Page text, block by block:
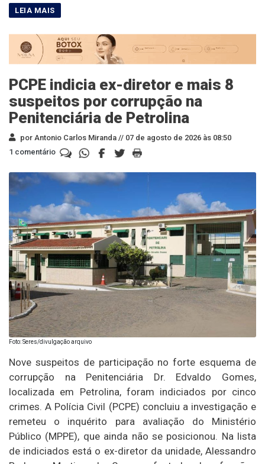
PCPE indicia ex-diretor e mais 8
suspeitos por corrupção na
Penitenciária de Petrolina
por Antonio Carlos Miranda // 07 de agosto de 2026 às 08:50
1 comentário
Foto: Seres/divulgação arquivo
Nove suspeitos de participação no forte esquema de
corrupção na Penitenciária Dr. Edvaldo Gomes,
localizada em Petrolina, foram indiciados por cinco
crimes. A Polícia Civil (PCPE) concluiu a investigação e
remeteu o inquérito para avaliação do Ministério
Público (MPPE), que ainda não se posicionou. Na lista
de indiciados está o ex-diretor da unidade, Alessandro